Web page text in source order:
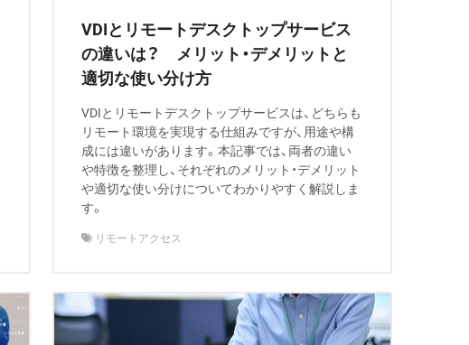
VDIとリモートデスクトップサービス
の違いは？ メリット・デメリットと
適切な使い分け方
VDIとリモートデスクトップサービスは、どちらも
リモート環境を実現する仕組みですが、用途や構
成には違いがあります。本記事では、両者の違い
や特徴を整理し、それぞれのメリット・デメリット
や適切な使い分けについてわかりやすく解説しま
す。
リモートアクセス